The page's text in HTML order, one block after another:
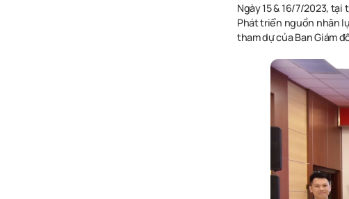
Ngày 15 & 16/7/2023,
Phát triển nguồn nhân
tham dự của Ban Giám